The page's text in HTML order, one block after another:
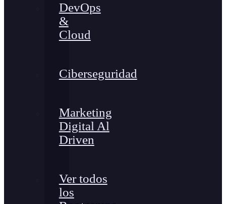
DevOps
&
Cloud
Ciberseguridad
Marketing
Digital Al
Driven
Ver todos
los